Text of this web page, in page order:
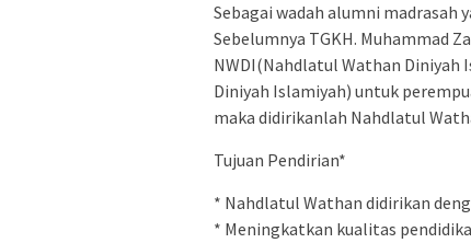
Sebagai wadah alumni madrasah
Sebelumnya TGKH. Muhammad
NWDI(Nahdlatul Wathan
Diniyah Islamiyah) untuk
maka didirikanlah Nahdlatul
Tujuan Pendirian*
* Nahdlatul Wathan didirikan
* Meningkatkan kualitas